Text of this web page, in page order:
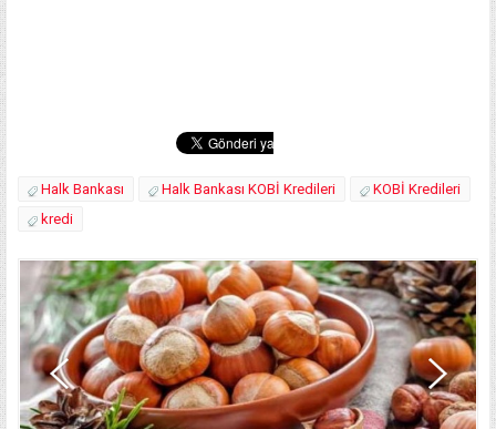
Halk Bankası Halk Bankası KOBİ Kredileri
KOBİ Kredileri
kredi